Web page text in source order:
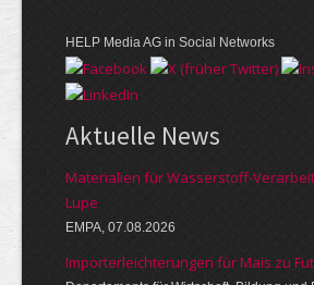
HELP Media AG in Social Networks
Aktuelle News
Materialien für Wasserstoff-
Lupe
EMPA, 07.08.2026
Importerleichterungen für Mais zu